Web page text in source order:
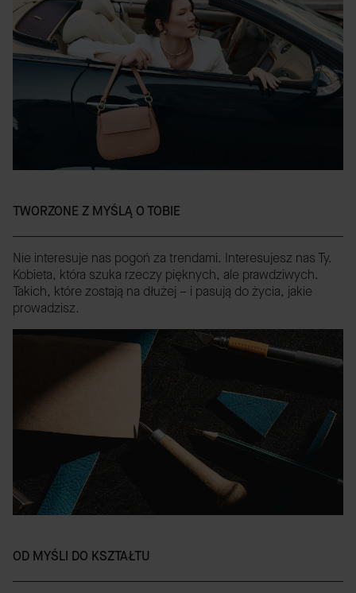
TWORZONE Z MYŚLĄ O TOBIE
Nie interesuje nas pogoń za trendami. Interesujesz nas Ty.
Kobieta, która szuka rzeczy pięknych, ale prawdziwych.
Takich, które zostają na dłużej – i pasują do życia, jakie
prowadzisz.
OD MYŚLI DO KSZTAŁTU